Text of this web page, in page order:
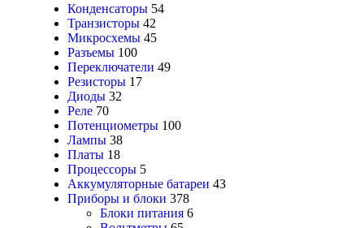
Конденсаторы 54
Транзисторы 42
Микросхемы 45
Разъемы 100
Переключатели 49
Резисторы 17
Диоды 32
Реле 70
Потенциометры 100
Лампы 38
Платы 18
Процессоры 5
Аккумуляторные батареи 43
Приборы и блоки 378
Блоки питания 6